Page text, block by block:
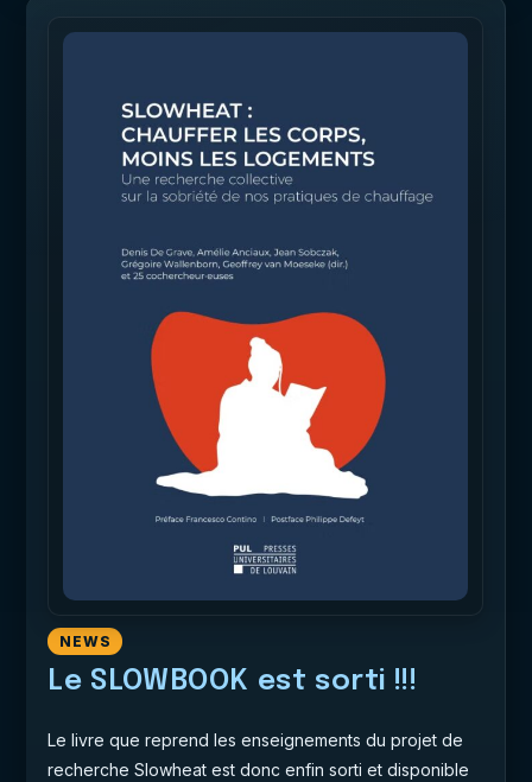
NEWS
Le SLOWBOOK est sorti !!!
Le livre que reprend les enseignements du projet de
recherche Slowheat est donc enfin sorti et disponible